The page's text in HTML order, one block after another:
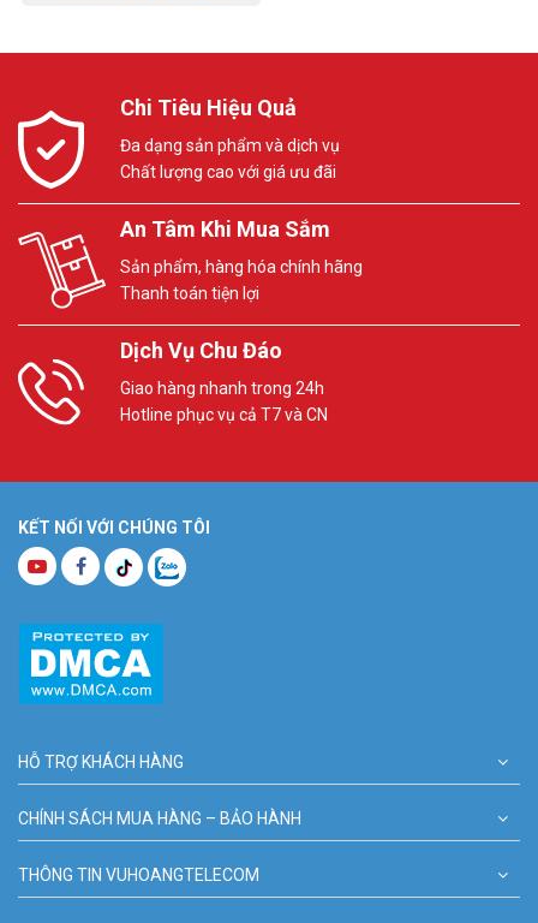
Chi Tiêu Hiệu Quả
Đa dạng sản phẩm và dịch vụ
Chất lượng cao với giá ưu đãi
An Tâm Khi Mua Sắm
Sản phẩm, hàng hóa chính hãng
Thanh toán tiện lợi
Dịch Vụ Chu Đáo
Giao hàng nhanh trong 24h
Hotline phục vụ cả T7 và CN
KẾT NỐI VỚI CHÚNG TÔI
HỖ TRỢ KHÁCH HÀNG
CHÍNH SÁCH MUA HÀNG – BẢO HÀNH
THÔNG TIN VUHOANGTELECOM